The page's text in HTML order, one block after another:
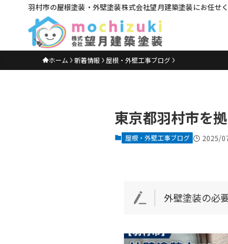
羽村市の屋根塗装・外壁塗装株式会社望月建築塗装にお任せ
ホーム 新着情報 屋根・外壁工事ブログ
東京都羽村市を
屋根・外壁工事ブログ 2025/
外壁塗装の必